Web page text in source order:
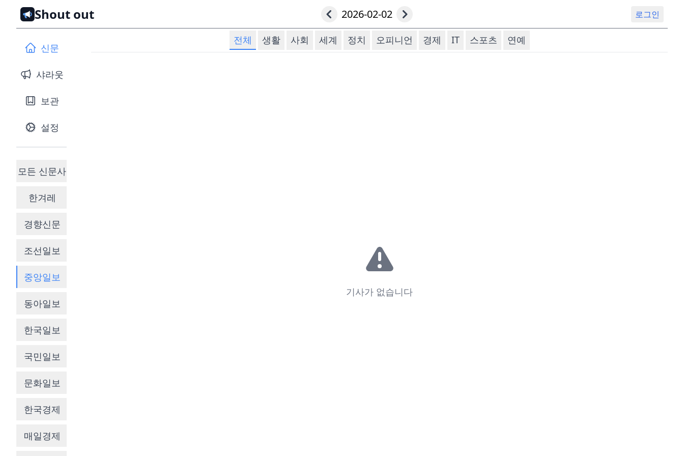
Shout out 2026-02-02 로그인
신문
샤라웃
보관
설정
모든 신문사
한겨레
경향신문
조선일보
중앙일보
동아일보
한국일보
국민일보
문화일보
한국경제
매일경제
전체 생활 사회 세계 정치 오피니언 경제 IT 스포츠 연예
기사가 없습니다